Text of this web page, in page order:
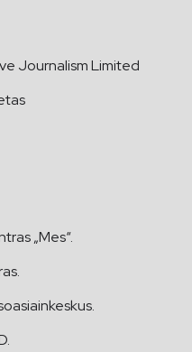
Journalism Limited
„Mes“.